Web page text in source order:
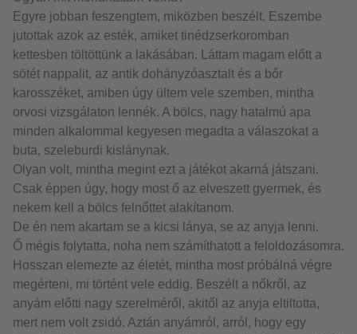
Egyre jobban feszengtem, miközben beszélt. Eszembe
jutottak azok az esték, amiket tinédzserkoromban
kettesben töltöttünk a lakásában. Láttam magam előtt a
sötét nappalit, az antik dohányzóasztalt és a bőr
karosszéket, amiben úgy ültem vele szemben, mintha
orvosi vizsgálaton lennék. A bölcs, nagy hatalmú apa
minden alkalommal kegyesen megadta a válaszokat a
buta, szeleburdi kislánynak.
Olyan volt, mintha megint ezt a játékot akarná játszani.
Csak éppen úgy, hogy most ő az elveszett gyermek, és
nekem kell a bölcs felnőttet alakítanom.
De én nem akartam se a kicsi lánya, se az anyja lenni.
Ő mégis folytatta, noha nem számíthatott a feloldozásomra.
Hosszan elemezte az életét, mintha most próbálná végre
megérteni, mi történt vele eddig. Beszélt a nőkről, az
anyám előtti nagy szerelméről, akitől az anyja eltiltotta,
mert nem volt zsidó. Aztán anyámról, arról, hogy egy